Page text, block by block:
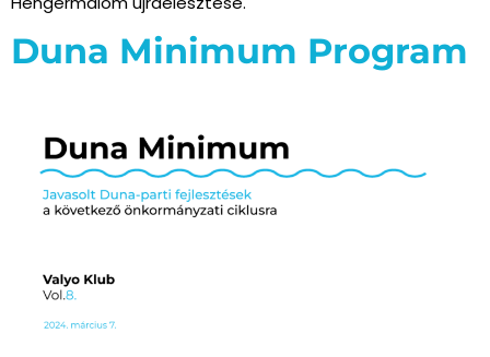
Duna Minimum Program